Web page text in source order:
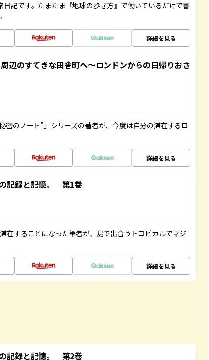
記です。たまたま『地球の歩き方』で働いているだけで書
詳細を見る
辺のすてきな田舎町へ～ロンドンからの日帰りおさ
密のノート”」シリーズの著者が、今度は自分の滞在するロ
詳細を見る
記録と記憶。 第1巻
在することになった筆者が、島で出合うトロピカルでマジ
詳細を見る
記録と記憶。 第2巻